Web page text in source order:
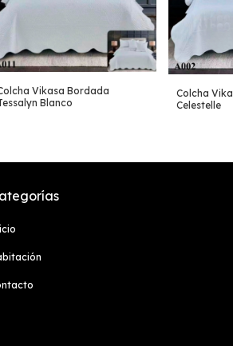
Vikasa Bordada
Blanco
Colcha
Celestelle